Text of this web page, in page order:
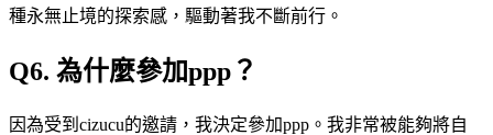
種永無止境的探索感，驅動著我不斷前行。
Q6. 為什麼參加ppp？
因為受到cizucu的邀請，我決定參加ppp。我非常被能夠將自